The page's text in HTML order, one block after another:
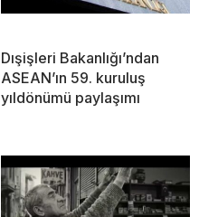
Dışişleri Bakanlığı’ndan
ASEAN’ın 59. kuruluş
yıldönümü paylaşımı